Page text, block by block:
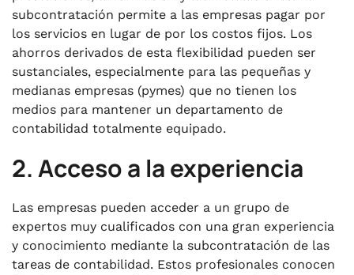
subcontratación permite a las empresas pagar por
los servicios en lugar de por los costos fijos. Los
ahorros derivados de esta flexibilidad pueden ser
sustanciales, especialmente para las pequeñas y
medianas empresas (pymes) que no tienen los
medios para mantener un departamento de
contabilidad totalmente equipado.
2. Acceso a la experiencia
Las empresas pueden acceder a un grupo de
expertos muy cualificados con una gran experiencia
y conocimiento mediante la subcontratación de las
tareas de contabilidad. Estos profesionales conocen